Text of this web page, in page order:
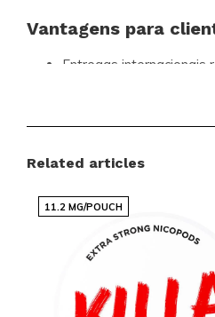
Vantagens para
Entregas internacionais
online organizada
Serviço ao cliente
Snussie.com foca-se numa
comunicação transparente e
que saiba sempre o que
Related articles
11.2 MG/POUCH